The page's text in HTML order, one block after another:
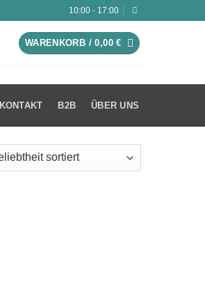
10:00 - 17:00
WARENKORB /0,00€
KONTAKT B2B ÜBER UNS